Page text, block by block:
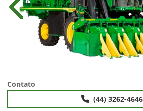
Anterior
Contato
(44) 3262-4646